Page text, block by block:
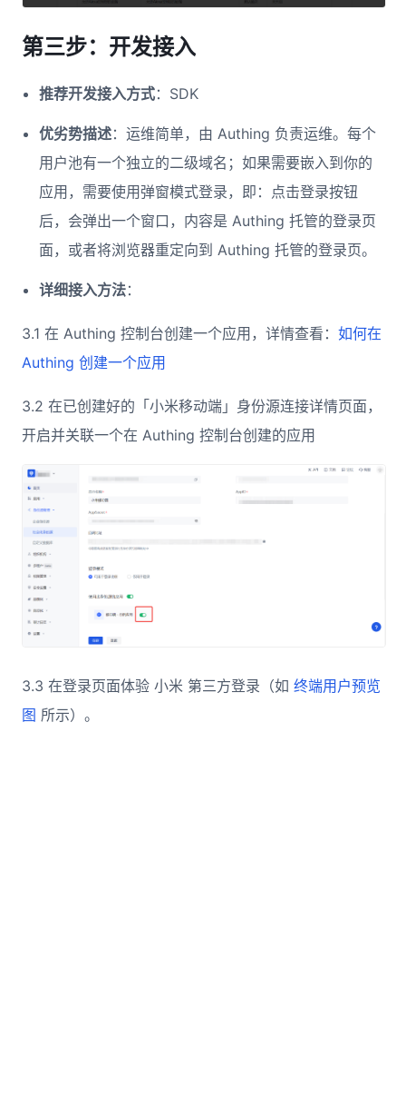
第三步：开发接入
推荐开发接入方式：SDK
优劣势描述：运维简单，由 Authing 负责运维。每个
用户池有一个独立的二级域名；如果需要嵌入到你的
应用，需要使用弹窗模式登录，即：点击登录按钮
后，会弹出一个窗口，内容是 Authing 托管的登录页
面，或者将浏览器重定向到 Authing 托管的登录页。
详细接入方法：
3.1 在 Authing 控制台创建一个应用，详情查看： 如何在
Authing 创建一个应用
3.2 在已创建好的「小米移动端」身份源连接详情页面，
开启并关联一个在 Authing 控制台创建的应用
3.3 在登录页面体验 小米 第三方登录（如 终端用户预览
图 所示）。